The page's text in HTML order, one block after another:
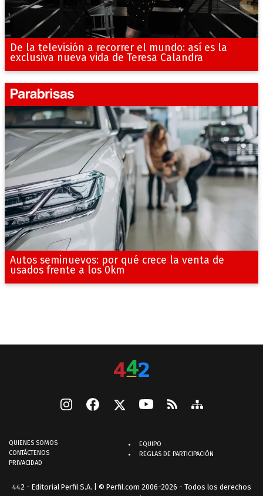
De la televisión a recorrer el mundo: así es la
exclusiva nueva vida de Teresa Calandra
Autos seminuevos: por qué crece la venta de
usados frente a los 0km
QUIENES SOMOS
CONTÁCTENOS
PRIVACIDAD
EQUIPO
REGLAS DE PARTICIPACIÓN
442 - Editorial Perfil S.A. | © Perfil.com 2006-2026 - Todos los derechos